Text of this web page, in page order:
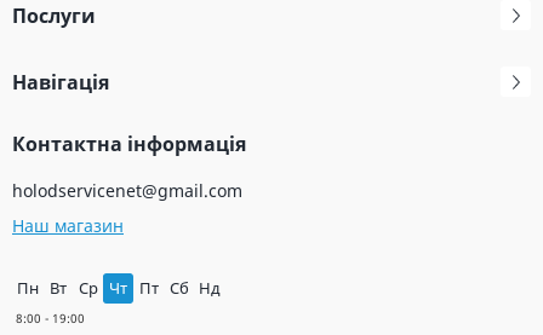
Послуги
Навігація
Контактна інформація
holodservicenet@gmail.com
Наш магазин
Пн Вт Ср Чт Пт Сб Нд